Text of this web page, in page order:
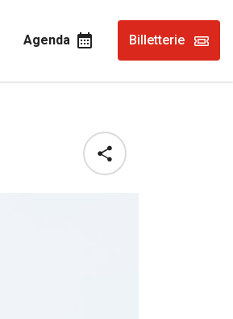
Agenda Billetterie